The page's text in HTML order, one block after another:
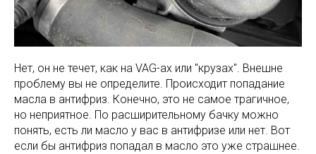
Нет, он не течет, как на VAG-ах или "крузах". Внешне
проблему вы не определите. Происходит попадание
масла в антифриз. Конечно, это не самое трагичное,
но неприятное. По расширительному бачку можно
понять, есть ли масло у вас в антифризе или нет. Вот
если бы антифриз попадал в масло это уже страшнее.